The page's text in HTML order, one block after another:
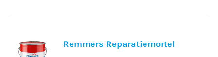
Remmers Reparatiemortel